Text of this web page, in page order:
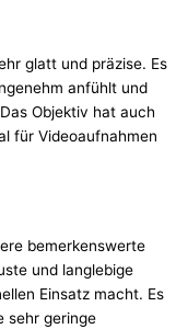
glatt und präzise. Es
anfühlt und
Objektiv hat auch
für Videoaufnahmen
bemerkenswerte
und langlebige
Einsatz macht. Es
sehr geringe